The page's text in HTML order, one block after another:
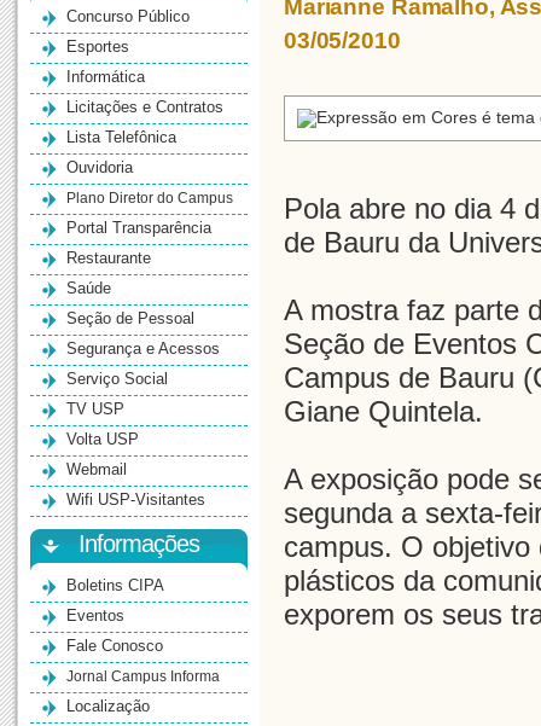
Concurso Público
Esportes
Informática
Licitações e Contratos
Lista Telefônica
Ouvidoria
Plano Diretor do Campus
Portal Transparência
Restaurante
Saúde
Seção de Pessoal
Segurança e Acessos
Serviço Social
TV USP
Volta USP
Webmail
Wifi USP-Visitantes
Informações
Boletins CIPA
Eventos
Fale Conosco
Jornal Campus Informa
Localização
Marianne Ramalho,
03/05/2010
Pola abre no dia 4
de Bauru da
A mostra faz parte
Seção de Eventos
Campus de Bauru
Giane Quintela.
A exposição pode
segunda a sexta-
campus. O
plásticos da
exporem os seus